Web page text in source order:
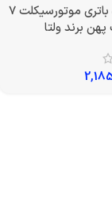
خرید عمده باتری موتورسیکلت 7